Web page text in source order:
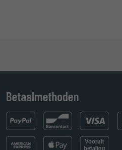
Betaalmethoden